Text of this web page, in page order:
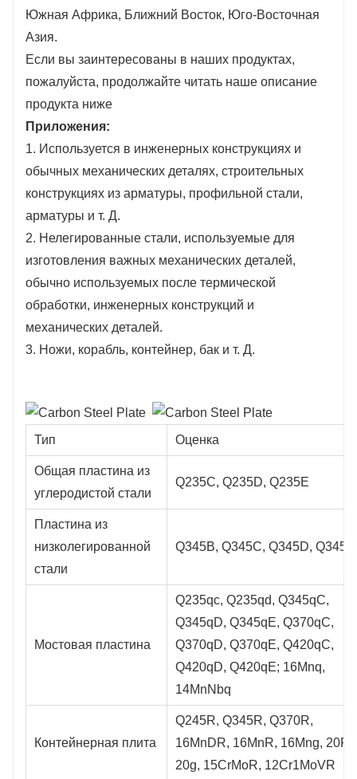
Южная Африка, Ближний Восток, Юго-Восточная
Азия.
Если вы заинтересованы в наших продуктах,
пожалуйста, продолжайте читать наше описание
продукта ниже
Приложения:
1. Используется в инженерных конструкциях и
обычных механических деталях, строительных
конструкциях из арматуры, профильной стали,
арматуры и т. Д.
2. Нелегированные стали, используемые для
изготовления важных механических деталей,
обычно используемых после термической
обработки, инженерных конструкций и
механических деталей.
3. Ножи, корабль, контейнер, бак и т. Д.
Тип Оценка
Общая пластина из
углеродистой стали
Q235C, Q235D, Q235E
Пластина из
низколегированной
стали
Q345B, Q345C, Q345D, Q345E
Мостовая пластина
Q235qc, Q235qd, Q345qC,
Q345qD, Q345qE, Q370qC,
Q370qD, Q370qE, Q420qC,
Q420qD, Q420qE; 16Mnq,
14MnNbq
Контейнерная плита
Q245R, Q345R, Q370R,
16MnDR, 16MnR, 16Mng, 20R,
20g, 15CrMoR, 12Cr1MoVR